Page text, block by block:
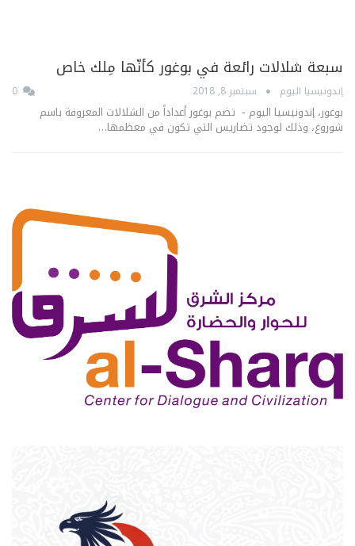
سبعة شلالات رائعة في بوغور كأنّها مِلك خاص
إندونيسيا اليوم سبتمبر 8, 2018
بوغور، إندونيسيا اليوم - تضم بوغور أعداداً من الشلالات المعروفة باسم
شوروغ، وذلك لوجود تضاريس التي تكون في معظمها…